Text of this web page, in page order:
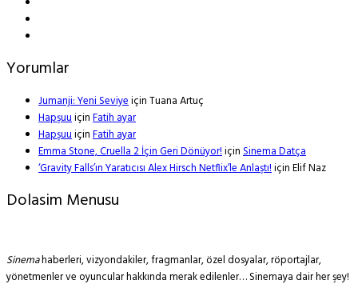
Yorumlar
Jumanji: Yeni SeviyeiçinTuana Artuç
HapşuuiçinFatih ayar
HapşuuiçinFatih ayar
Emma Stone, Cruella 2 İçin Geri Dönüyor!içinSinema Datça
‘Gravity Falls’ın Yaratıcısı Alex Hirsch Netflix’le Anlaştı!içinElif Naz
Dolasim Menusu
Sinemahaberleri, vizyondakiler, fragmanlar, özel dosyalar, röportajlar,
yönetmenler ve oyuncular hakkında merak edilenler… Sinemaya dair her şey!